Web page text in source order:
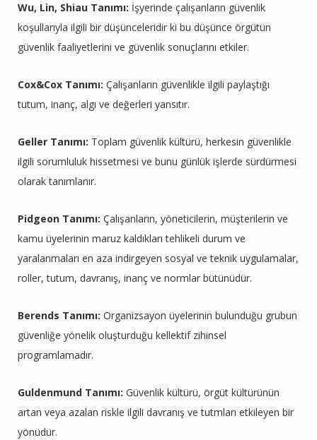
Wu, Lin, Shiau Tanımı: İşyerinde çalışanların güvenlik
koşullarıyla ilgili bir düşünceleridir ki bu düşünce örgütün
güvenlik faaliyetlerini ve güvenlik sonuçlarını etkiler.
Cox&Cox Tanımı: Çalışanların güvenlikle ilgili paylaştığı
tutum, inanç, algı ve değerleri yansıtır.
Geller Tanımı: Toplam güvenlik kültürü, herkesin güvenlikle
ilgili sorumluluk hissetmesi ve bunu günlük işlerde sürdürmesi
olarak tanımlanır.
Pidgeon Tanımı: Çalışanların, yöneticilerin, müşterilerin ve
kamu üyelerinin maruz kaldıkları tehlikeli durum ve
yaralanmaları en aza indirgeyen sosyal ve teknik uygulamalar,
roller, tutum, davranış, inanç ve normlar bütünüdür.
Berends Tanımı: Organizsayon üyelerinin bulunduğu grubun
güvenliğe yönelik oluşturduğu kellektif zihinsel
programlamadır.
Guldenmund Tanımı: Güvenlik kültürü, örgüt kültürünün
artan veya azalan riskle ilgili davranış ve tutmları etkileyen bir
yönüdür.